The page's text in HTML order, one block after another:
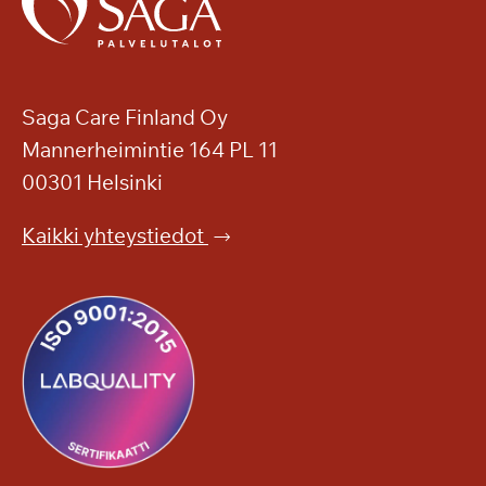
Saga Care Finland Oy
Mannerheimintie 164 PL 11
00301 Helsinki
Kaikki yhteystiedot